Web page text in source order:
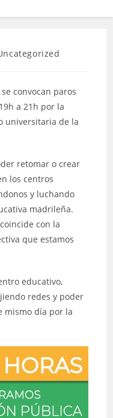
convocan paros
a 21h por la
universitaria de la
retomar o crear
los centros
y luchando
madrileña.
con la
que estamos
educativo,
redes y poder
mismo día por la